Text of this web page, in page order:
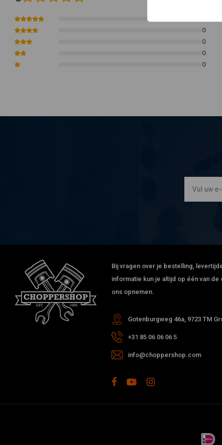
0
0
0
0
Bij vragen over je bestelling,
informatie kun je altijd op één van
ons opnemen.
Gotenburgweg 46a, 9723 TM
+31 85 06 06 06 5
info@choppershop.com